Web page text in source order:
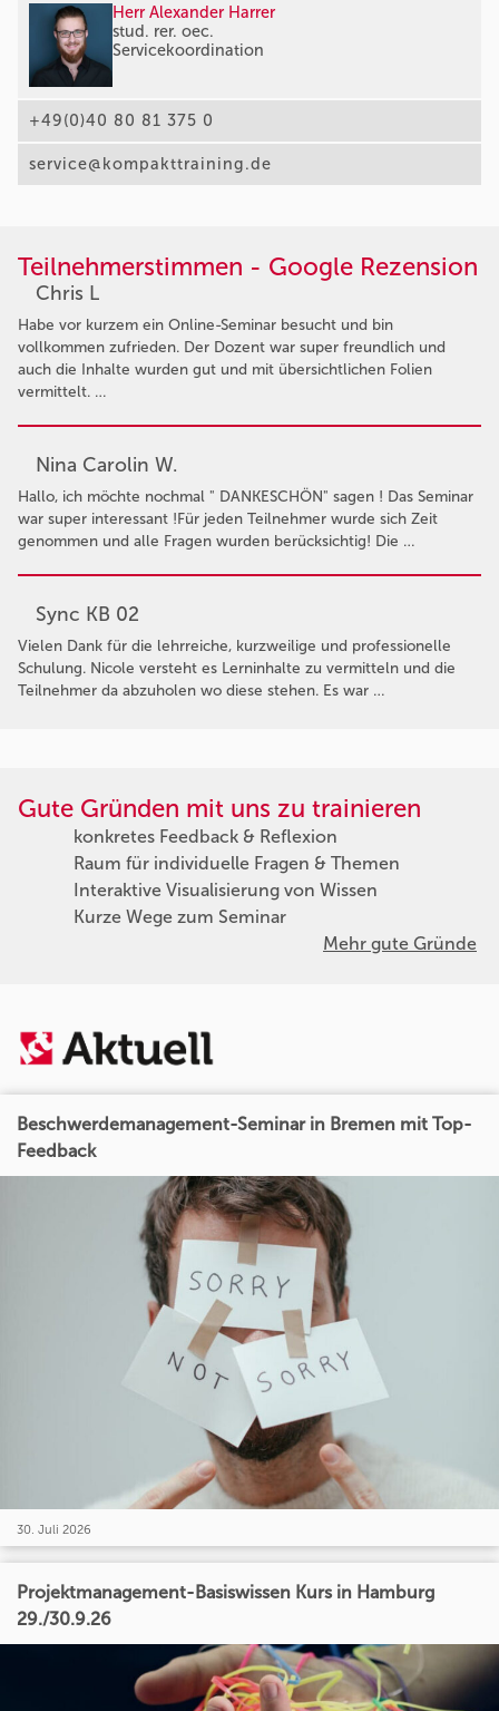
Herr Alexander Harrer
stud. rer. oec.
Servicekoordination
+49(0)40 80 81 375 0
service@kompakttraining.de
Teilnehmerstimmen - Google Rezension
Chris L
Habe vor kurzem ein Online-Seminar besucht und bin
vollkommen zufrieden. Der Dozent war super freundlich und
auch die Inhalte wurden gut und mit übersichtlichen Folien
vermittelt. …
Nina Carolin W.
Hallo, ich möchte nochmal " DANKESCHÖN" sagen ! Das Seminar
war super interessant !Für jeden Teilnehmer wurde sich Zeit
genommen und alle Fragen wurden berücksichtig! Die …
Sync KB 02
Vielen Dank für die lehrreiche, kurzweilige und professionelle
Schulung. Nicole versteht es Lerninhalte zu vermitteln und die
Teilnehmer da abzuholen wo diese stehen. Es war …
Gute Gründen mit uns zu trainieren
konkretes Feedback & Reflexion
Raum für individuelle Fragen & Themen
Interaktive Visualisierung von Wissen
Kurze Wege zum Seminar
Mehr gute Gründe
Beschwerdemanagement-Seminar in Bremen mit Top-
Feedback
30. Juli 2026
Projektmanagement-Basiswissen Kurs in Hamburg
29./30.9.26